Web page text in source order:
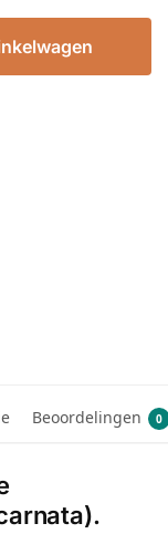
Beoordelingen 0